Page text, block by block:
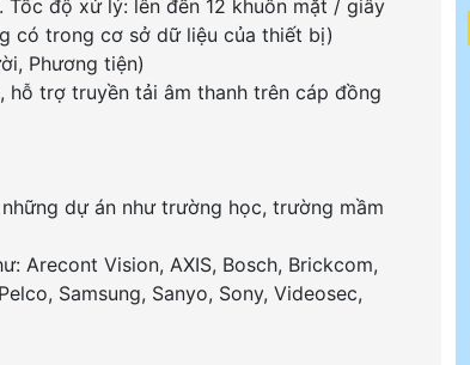
độ xử lý: lên đến 12 khuôn mặt / giây
có trong cơ sở dữ liệu của thiết bị)
Phương tiện)
trợ truyền tải âm thanh trên cáp đồng
dự án như trường học, trường mầm
Arecont Vision, AXIS, Bosch, Brickcom,
Samsung, Sanyo, Sony, Videosec,